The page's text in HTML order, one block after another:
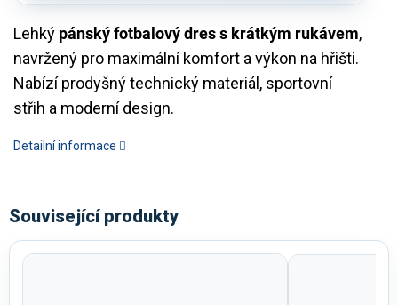
Lehký pánský fotbalový dres s krátkým rukávem,
navržený pro maximální komfort a výkon na hřišti.
Nabízí prodyšný technický materiál, sportovní
střih a moderní design.
Detailní informace
Související produkty